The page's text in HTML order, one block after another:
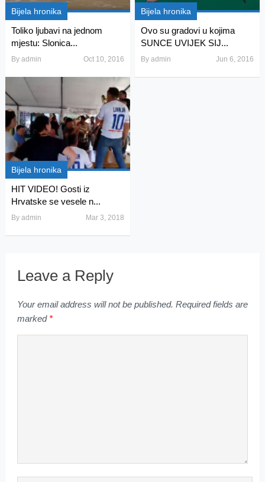
Bijela hronika
Toliko ljubavi na jednom
mjestu: Slonica...
By admin Oct 10, 2016
Bijela hronika
Ovo su gradovi u kojima
SUNCE UVIJEK SIJ...
Byadmin Jun 6, 2016
Bijela hronika
HIT VIDEO! Gosti iz
Hrvatske se vesele n...
By admin Mar 3, 2018
Leave a Reply
Your email address will not be published. Required fields are
marked *